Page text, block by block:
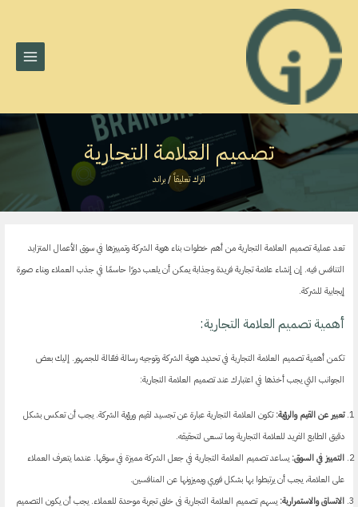
المحتوى
تصميم العلامة التجارية
اترك تعليقاً/براند
تعد عملية تصميم العلامة التجارية من أهم خطوات بناء هوية الشركة وتمييزها في سوق الأعمال المتزايد
التنافس فيه. إن إنشاء علامة تجارية فريدة وجذابة يمكن أن يلعب دورًا حاسمًا في جذب العملاء وبناء صورة
إيجابية للشركة.
أهمية تصميم العلامة التجارية:
تكمن أهمية تصميم العلامة التجارية في تحديد هوية الشركة وتوجيه رسالة فعّالة للجمهور. إليك بعض
الجوانب التي يجب أخذها في اعتبارك عند تصميم العلامة التجارية:
تعبير عن القيم والرؤية:تكون العلامة التجارية عبارة عن تجسيد لقيم ورؤية الشركة. يجب أن تعكس بشكل
دقيق الطابع الفريد للعلامة التجارية وما تسعى لتحقيقه.
التمييز في السوق: يساعد تصميم العلامة التجارية في جعل الشركة مميزة في سوقها. عندما يتعرف العملاء
على العلامة، يجب أن يرتبطوا بها بشكل فوري ويميزونها عن المنافسين.
الاتساق والاستمرارية: يسهم تصميم العلامة التجارية في خلق تجربة موحدة للعملاء. يجب أن يكون التصميم